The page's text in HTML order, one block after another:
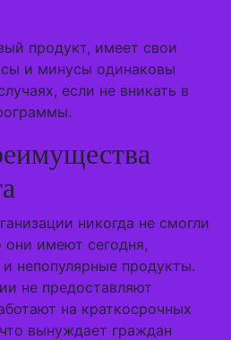
продукт, имеет свои
и минусы одинаковы
если не вникать в
никогда не смогли
они имеют сегодня,
непопулярные продукты.
не предоставляют
на краткосрочных
вынуждает граждан